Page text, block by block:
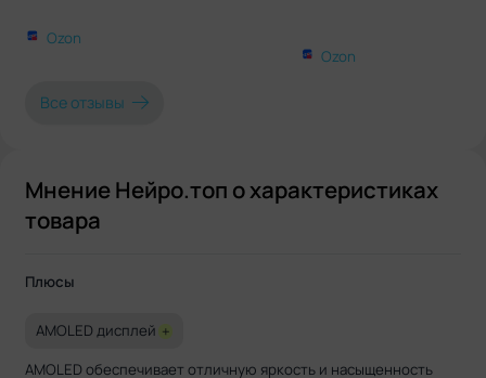
Ozon
Ozon
Все отзывы
Мнение Нейро.топ о характеристиках
товара
Плюсы
AMOLED дисплей +
AMOLED обеспечивает отличную яркость и насыщенность